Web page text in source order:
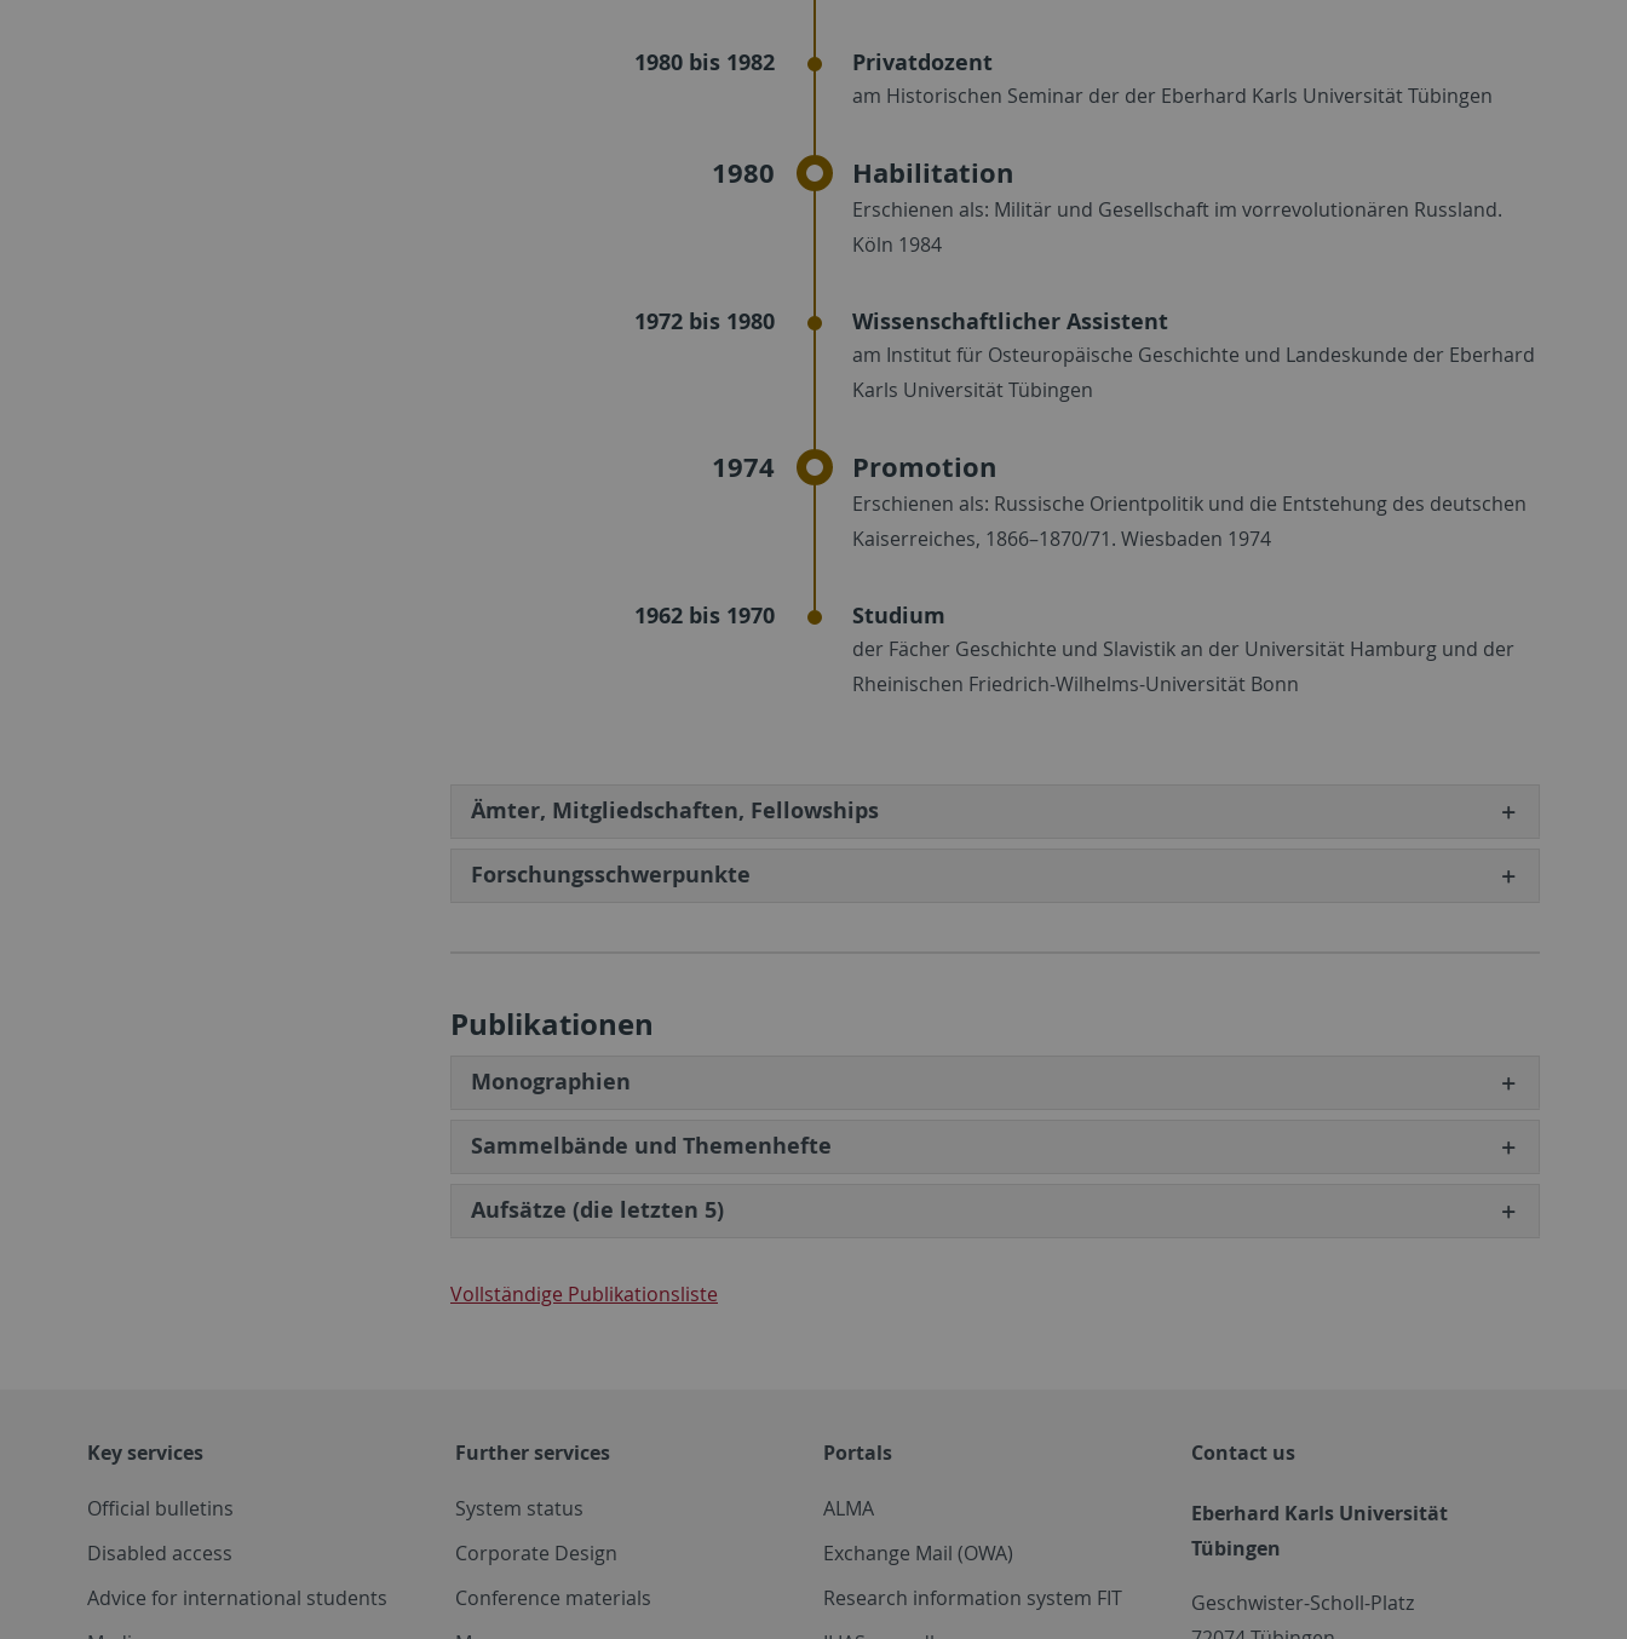
1980 bis 1982 Privatdozent
am Historischen Seminar der der Eberhard Karls Universität Tübingen
1980 Habilitation
Erschienen als: Militär und Gesellschaft im vorrevolutionären Russland.
Köln 1984
1972 bis 1980 Wissenschaftlicher Assistent
am Institut für Osteuropäische Geschichte und Landeskunde der Eberhard
Karls Universität Tübingen
1974 Promotion
Erschienen als: Russische Orientpolitik und die Entstehung des deutschen
Kaiserreiches, 1866–1870/71. Wiesbaden 1974
1962 bis 1970 Studium
der Fächer Geschichte und Slavistik an der Universität Hamburg und der
Rheinischen Friedrich-Wilhelms-Universität Bonn
Ämter, Mitgliedschaften, Fellowships
Forschungsschwerpunkte
Publikationen
Monographien
Sammelbände und Themenhefte
Aufsätze (die letzten 5)
Vollständige Publikationsliste
Key services
Official bulletins
Disabled access
Advice for international students
Further services
System status
Corporate Design
Conference materials
Portals
ALMA
Exchange Mail (OWA)
Research information system FIT
Contact us
Eberhard Karls Universität
Tübingen
Geschwister-Scholl-Platz